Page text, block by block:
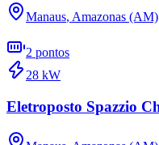
Manaus, Amazonas (AM)
2 pontos
28 kW
Eletroposto Spazzio